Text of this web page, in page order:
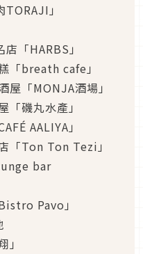
」
「HARBS」
「breath cafe」
「MONJA酒場」
磯丸水產」
AALIYA」
「Ton Ton Tezi」
bar
Pavo」